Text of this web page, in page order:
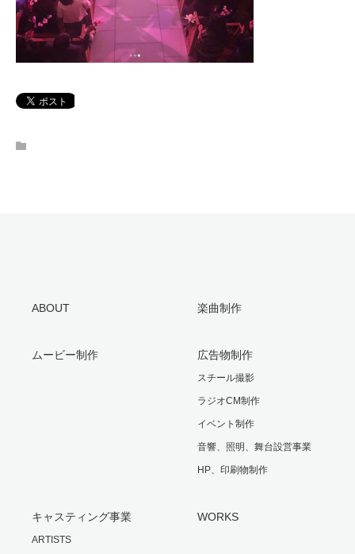
ABOUT 楽曲制作
ムービー制作 広告物制作
スチール撮影
ラジオCM制作
イベント制作
音響、照明、舞台設営事業
HP、印刷物制作
キャスティング事業
ARTISTS
WORKS